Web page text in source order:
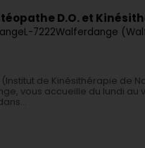
D.O. et
L-7222Walferdange
de Kinésithérapie de
vous accueille du lundi au